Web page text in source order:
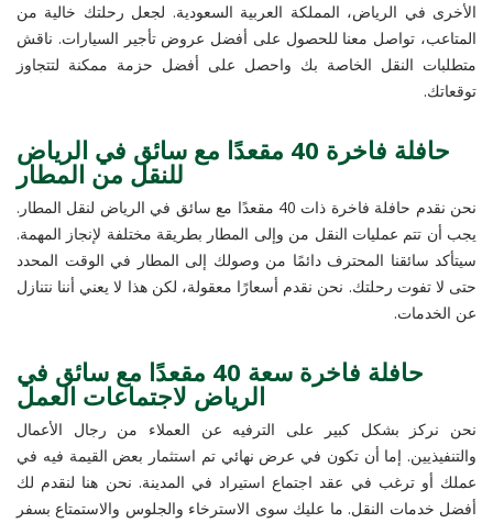
الأخرى في الرياض، المملكة العربية السعودية. لجعل رحلتك خالية من
المتاعب، تواصل معنا للحصول على أفضل عروض تأجير السيارات. ناقش
متطلبات النقل الخاصة بك واحصل على أفضل حزمة ممكنة لتتجاوز
توقعاتك.
حافلة فاخرة 40 مقعدًا مع سائق في الرياض
للنقل من المطار
نحن نقدم حافلة فاخرة ذات 40 مقعدًا مع سائق في الرياض لنقل المطار.
يجب أن تتم عمليات النقل من وإلى المطار بطريقة مختلفة لإنجاز المهمة.
سيتأكد سائقنا المحترف دائمًا من وصولك إلى المطار في الوقت المحدد
حتى لا تفوت رحلتك. نحن نقدم أسعارًا معقولة، لكن هذا لا يعني أننا نتنازل
عن الخدمات.
حافلة فاخرة سعة 40 مقعدًا مع سائق في
الرياض لاجتماعات العمل
نحن نركز بشكل كبير على الترفيه عن العملاء من رجال الأعمال
والتنفيذيين. إما أن تكون في عرض نهائي تم استثمار بعض القيمة فيه في
عملك أو ترغب في عقد اجتماع استيراد في المدينة. نحن هنا لنقدم لك
أفضل خدمات النقل. ما عليك سوى الاسترخاء والجلوس والاستمتاع بسفر